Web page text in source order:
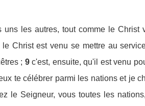
uns les autres, tout comme le
le Christ est venu se mettre au
; 9 c'est, ensuite, qu'il est venu
te célébrer parmi les nations et je
le Seigneur, vous toutes les